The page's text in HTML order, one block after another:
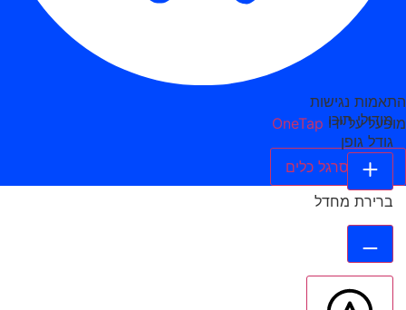
התאמות נגישות
מופעל על ידי OneTap
הסתר סרגל כלים
מודולי תוכן
גודל גופן
ברירת מחדל